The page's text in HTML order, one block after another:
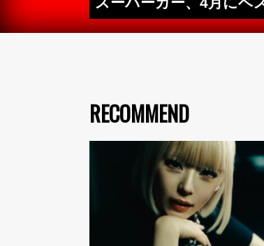
RECOMMEND